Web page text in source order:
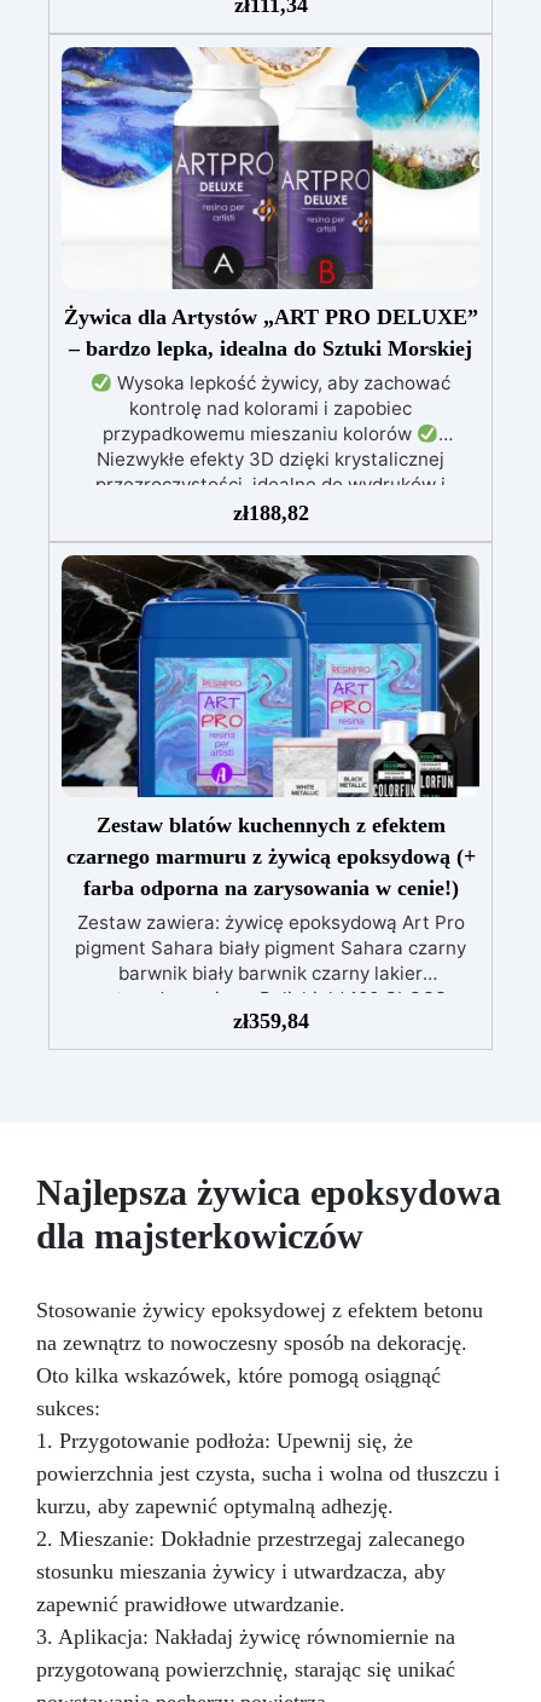
błyszczące i samopoziomujące wykończenie po
katalizie
Odporność i trwałość: odporna na
zarysowania, chemikalia i zużycie, zapewniając
trwałe kreacje
Łatwość użycia: stosunek
mieszania 100:55, czas pracy do 10 godzin i
pełna kataliza w ciągu 24-48 godzin
Kreatywna wszechstronność: idealna do powłok
(1-5 mm), zalew artystycznych (do 1 cm)
zł111,34
Żywica dla Artystów „ART PRO DELUXE”
– bardzo lepka, idealna do Sztuki Morskiej
Wysoka lepkość żywicy, aby zachować
kontrolę nad kolorami i zapobiec
przypadkowemu mieszaniu kolorów
Niezwykłe efekty 3D dzięki krystalicznej
przezroczystości, idealne do wydruków i
Nie kapie: wszechstronna aplikacja
na powierzchniach pochylonych, pionowych lub
zakrzywionych, idealna do malowania i powłok
Odporna na wilgoć, z błyszczącą i ochronną
powierzchnią, odpowiednia do każdego
środowiska
Bezpieczna i bezzapachowa,
wolna od rozpuszczalników i BPA, idealna do
komfortowej i przyjemnej pracy
zł188,82
Zestaw blatów kuchennych z efektem
czarnego marmuru z żywicą epoksydową (+
farba odporna na zarysowania w cenie!)
Zestaw zawiera: żywicę epoksydową Art Pro
pigment Sahara biały pigment Sahara czarny
barwnik biały barwnik czarny lakier
antyzadrapaniowy Polishield 100 GLOSS
Zrewolucjonizuj swoją kuchnię ponadczasową
elegancją naszego zestawu do blatu
tych, którzy pragną przekształcić swoją kuchnię
w arcydzieło designu, oferując innowacyjną i
wyjątkowo trwałą alternatywę dla tradycyjnego
marmuru. Dzięki swojej lśniącej powierzchni i
dodaje odrobinę wyrafinowania i klasy, tworząc
atmosferę pełną ciepła. Wysokiej jakości żywica
epoksydowa nie tylko doskonale naśladuje
estetykę prawdziwego marmuru, ale również
przewyższa go pod względem wytrzymałości,
zapewniając powierzchnię odporną na
uderzenia, plamy i ciepło, która zachowuje
swoje nieskazitelne piękno przez długi czas.
Łatwość montażu sprawia, że ten zestaw jest
preferowanym wyborem zarówno dla
miłośników majsterkowania, jak i
profesjonalistów, umożliwiając szybkie i
bezproblemowe przekształcenie Twojej kuchni.
Niezależnie od tego, czy całkowicie
remontujesz, czy tylko unowocześniasz swoją
przestrzeń kuchenną, nasz zestaw zapewnia
zł359,84
Najlepsza żywica epoksydowa
dla majsterkowiczów
Stosowanie żywicy epoksydowej z efektem betonu
na zewnątrz to nowoczesny sposób na dekorację.
Oto kilka wskazówek, które pomogą osiągnąć
sukces:
1. Przygotowanie podłoża: Upewnij się, że
powierzchnia jest czysta, sucha i wolna od tłuszczu i
kurzu, aby zapewnić optymalną adhezję.
2. Mieszanie: Dokładnie przestrzegaj zalecanego
stosunku mieszania żywicy i utwardzacza, aby
zapewnić prawidłowe utwardzanie.
3. Aplikacja: Nakładaj żywicę równomiernie na
przygotowaną powierzchnię, starając się unikać